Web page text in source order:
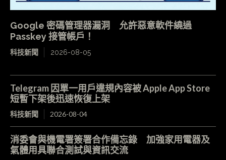
Google 密碼管理器漏洞 允許惡意軟件繞過
Passkey 接管帳戶！
科技新聞 2026-08-05
Telegram 因單一用戶違規內容被 Apple App Store
短暫下架後迅速恢復上架
科技新聞 2026-08-04
消委會與機電署簽署合作備忘錄 加強家用電器及
氣體用具聯合測試與資訊交流